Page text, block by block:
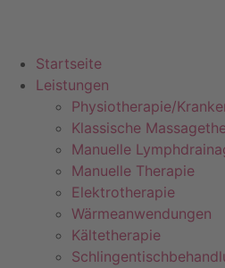
Startseite
Leistungen
Physiotherapie/
Klassische
Manuelle
Manuelle Therapie
Elektrotherapie
Wärmeanwendungen
Kältetherapie